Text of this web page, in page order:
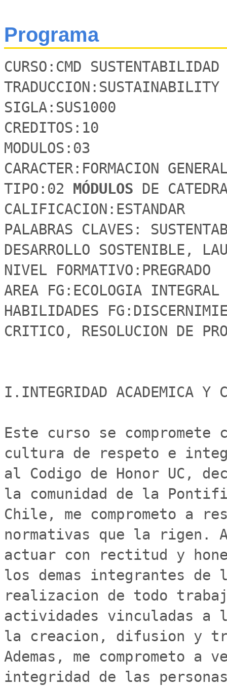
Programa
CURSO:CMD SUSTENTABILIDAD
TRADUCCION:SUSTAINABILITY
SIGLA:SUS1000
CREDITOS:10
MODULOS:03
CARACTER:FORMACION
TIPO:02 MÓDULOS DE
CALIFICACION:ESTANDAR
PALABRAS CLAVES:
DESARROLLO SOSTENIBLE,
NIVEL FORMATIVO:PREGRADO
AREA FG:ECOLOGIA
HABILIDADES
CRITICO, RESOLUCION DE
I.INTEGRIDAD ACADEMICA Y
Este curso se
cultura de respeto e
al Codigo de Honor UC,
la comunidad de la
Chile, me comprometo a
normativas que la rigen.
actuar con rectitud y
los demas integrantes de
realizacion de todo
actividades vinculadas a
la creacion, difusion y
Ademas, me comprometo
integridad de las